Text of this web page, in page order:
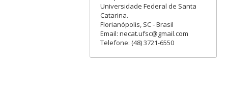
Universidade Federal de Santa
Catarina.
Florianópolis, SC - Brasil
Email: necat.ufsc@gmail.com
Telefone: (48) 3721-6550